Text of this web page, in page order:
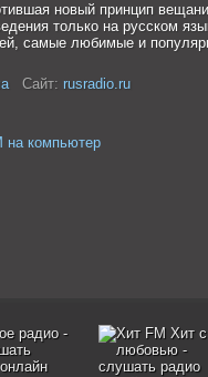
новый принцип
только на русском
самые любимые и
Сайт: rusradio.ru
на компьютер